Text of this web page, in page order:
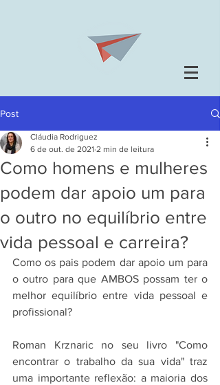
Post
Como homens e mulheres
podem dar apoio um para
o outro no equilíbrio entre
vida pessoal e carreira?
Cláudia Rodriguez
6 de out. de 2021 2 min de leitura
Como os pais podem dar apoio um para
o outro para que AMBOS possam ter o
melhor equilíbrio entre vida pessoal e
profissional?
Roman Krznaric no seu livro "Como
encontrar o trabalho da sua vida" traz
uma importante reflexão: a maioria dos